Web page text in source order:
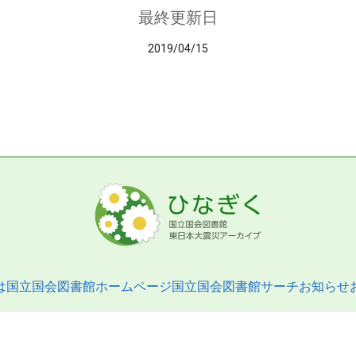
最終更新日
2019/04/15
国立国会図書館ホームページ国立国会図書館サーチお知らせ